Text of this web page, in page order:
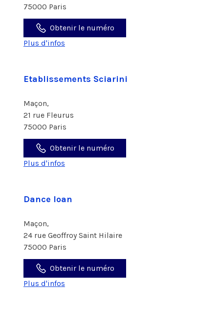
75000 Paris
Obtenir le numéro
Plus d'infos
Etablissements Sciarini
Maçon,
21 rue Fleurus
75000 Paris
Obtenir le numéro
Plus d'infos
Dance Ioan
Maçon,
24 rue Geoffroy Saint Hilaire
75000 Paris
Obtenir le numéro
Plus d'infos